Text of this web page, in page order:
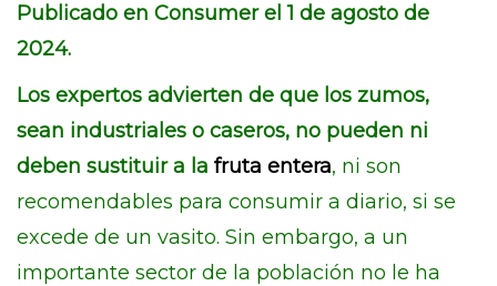
Publicado en Consumer el 1 de agosto de
2024.
Los expertos advierten de que los zumos,
sean industriales o caseros, no pueden ni
deben sustituir a la fruta entera, ni son
recomendables para consumir a diario, si se
excede de un vasito. Sin embargo, a un
importante sector de la población no le ha